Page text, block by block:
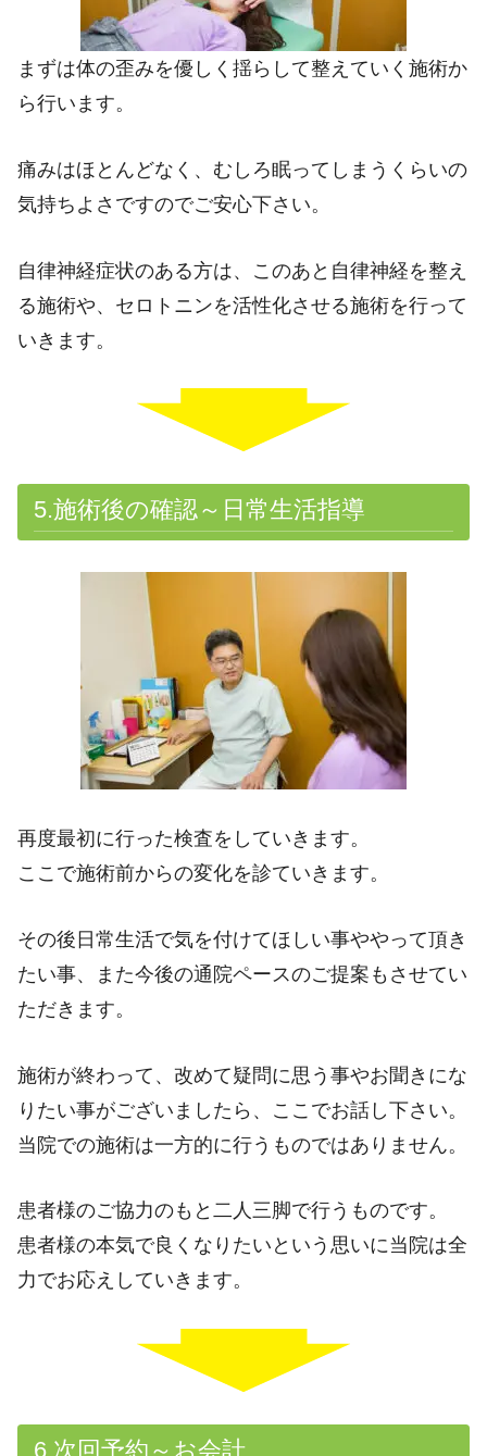
まずは体の歪みを優しく揺らして整えていく施術か
ら行います。
痛みはほとんどなく、むしろ眠ってしまうくらいの
気持ちよさですのでご安心下さい。
自律神経症状のある方は、このあと自律神経を整え
る施術や、セロトニンを活性化させる施術を行って
いきます。
5.施術後の確認～日常生活指導
再度最初に行った検査をしていきます。
ここで施術前からの変化を診ていきます。
その後日常生活で気を付けてほしい事ややって頂き
たい事、また今後の通院ペースのご提案もさせてい
ただきます。
施術が終わって、改めて疑問に思う事やお聞きにな
りたい事がございましたら、ここでお話し下さい。
当院での施術は一方的に行うものではありません。
患者様のご協力のもと二人三脚で行うものです。
患者様の本気で良くなりたいという思いに当院は全
力でお応えしていきます。
6.次回予約～お会計